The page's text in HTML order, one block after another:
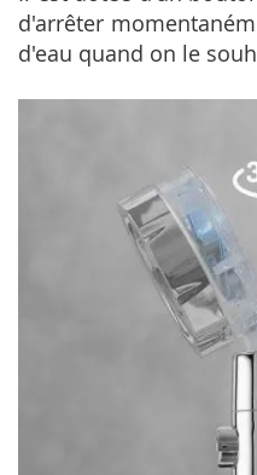
d'arrêter
d'eau quand on le